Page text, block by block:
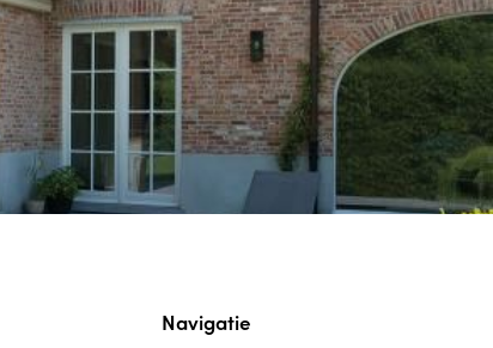
Navigatie